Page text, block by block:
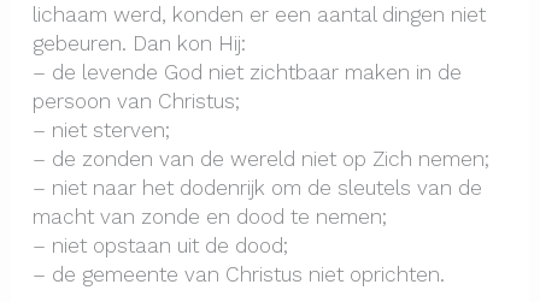
lichaam werd, konden er een aantal dingen niet
gebeuren. Dan kon Hij:
– de levende God niet zichtbaar maken in de
persoon van Christus;
– niet sterven;
– de zonden van de wereld niet op Zich nemen;
– niet naar het dodenrijk om de sleutels van de
macht van zonde en dood te nemen;
– niet opstaan uit de dood;
– de gemeente van Christus niet oprichten.